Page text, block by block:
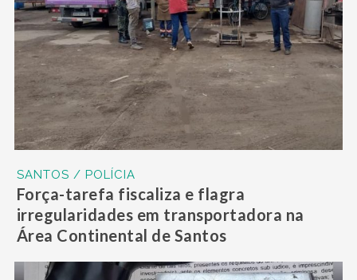
SANTOS / POLÍCIA
Força-tarefa fiscaliza e flagra
irregularidades em transportadora na
Área Continental de Santos